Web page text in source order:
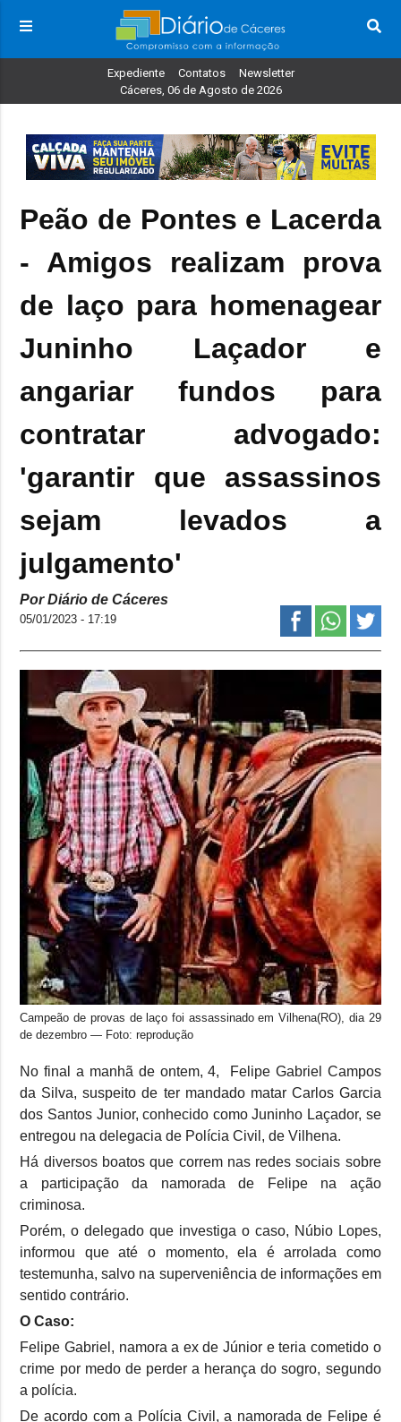
Expediente Contatos
Newsletter
Cáceres, 06 de Agosto de 2026
Peão de Pontes e Lacerda
- Amigos realizam prova
de laço para homenagear
Juninho Laçador e
angariar fundos para
contratar advogado:
'garantir que assassinos
sejam levados a
julgamento'
Por Diário de Cáceres
05/01/2023 - 17:19
Campeão de provas de laço foi assassinado em Vilhena(RO), dia 29
de dezembro — Foto: reprodução
No final a manhã de ontem, 4, Felipe Gabriel Campos
da Silva, suspeito de ter mandado matar Carlos Garcia
dos Santos Junior, conhecido como Juninho Laçador, se
entregou na delegacia de Polícia Civil, de Vilhena.
Há diversos boatos que correm nas redes sociais sobre
a participação da namorada de Felipe na ação
criminosa.
Porém, o delegado que investiga o caso, Núbio Lopes,
informou que até o momento, ela é arrolada como
testemunha, salvo na superveniência de informações em
sentido contrário.
O Caso:
Felipe Gabriel, namora a ex de Júnior e teria cometido o
crime por medo de perder a herança do sogro, segundo
a polícia.
De acordo com a Polícia Civil, a namorada de Felipe é